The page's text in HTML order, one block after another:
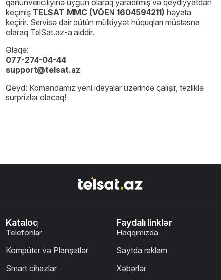
qanunvericiliyinə uyğun olaraq yaradılmış və qeydiyyatdan
keçmiş TELSAT MMC (VÖEN 1604594211) həyata
keçirir. Servisə dair bütün mülkiyyət hüquqları müstəsna
olaraq TelSat.az-a aiddir.
Əlaqə:
077-274-04-44
support@telsat.az
Qeyd: Komandamız yeni ideyalar üzərində çalışır, tezliklə
surprizlər olacaq!
Kataloq
Telefonlar
Kompüter və Planşetlər
Smart cihazlar
Faydalı linklər
Haqqımızda
Saytda reklam
Xəbərlər